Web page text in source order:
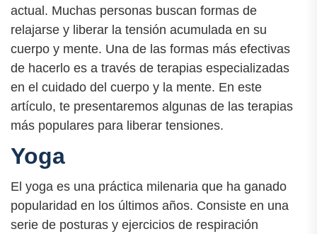
actual. Muchas personas buscan formas de
relajarse y liberar la tensión acumulada en su
cuerpo y mente. Una de las formas más efectivas
de hacerlo es a través de terapias especializadas
en el cuidado del cuerpo y la mente. En este
artículo, te presentaremos algunas de las terapias
más populares para liberar tensiones.
Yoga
El yoga es una práctica milenaria que ha ganado
popularidad en los últimos años. Consiste en una
serie de posturas y ejercicios de respiración